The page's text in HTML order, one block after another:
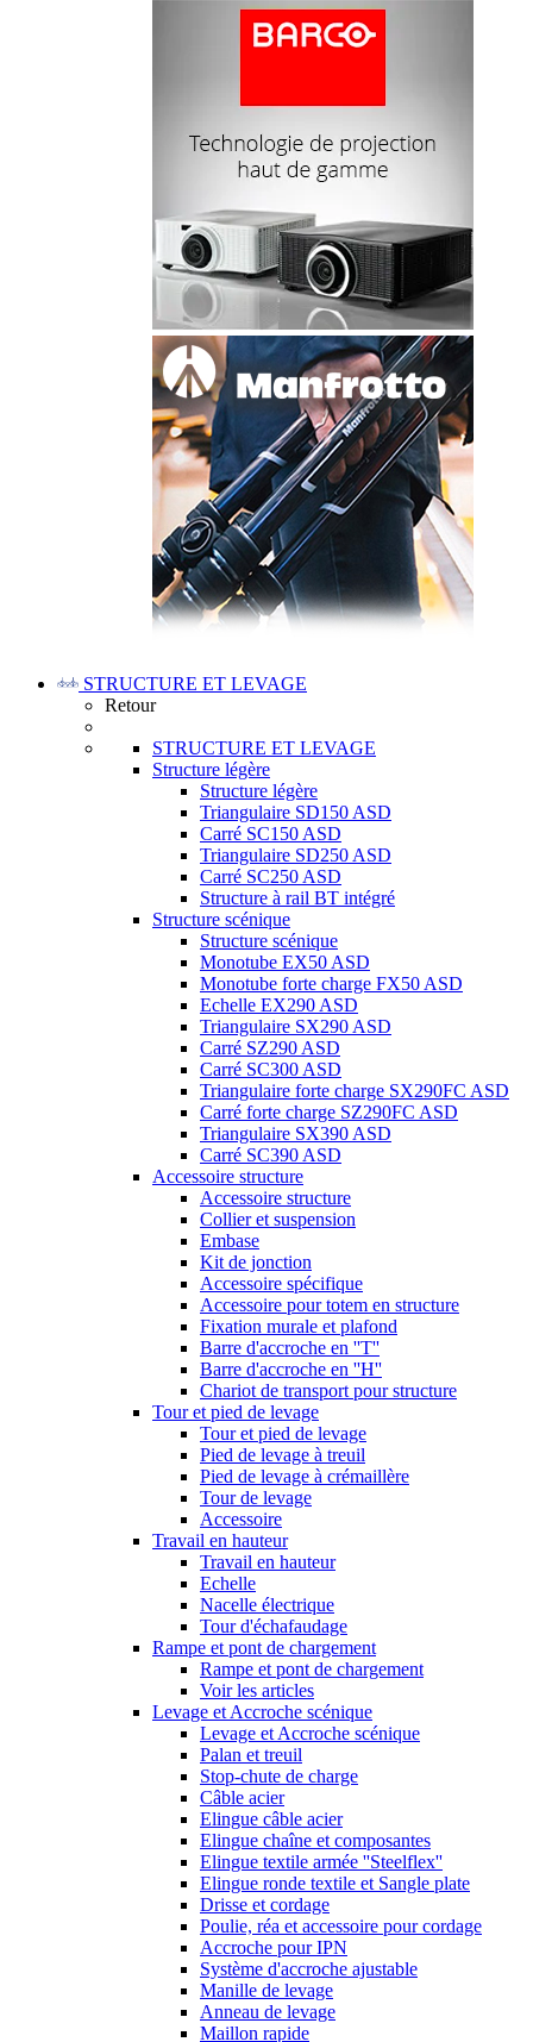
STRUCTURE ET LEVAGE
Retour
STRUCTURE ET LEVAGE
Structure légère
Structure légère
Triangulaire SD150 ASD
Carré SC150 ASD
Triangulaire SD250 ASD
Carré SC250 ASD
Structure à rail BT intégré
Structure scénique
Structure scénique
Monotube EX50 ASD
Monotube forte charge FX50 ASD
Echelle EX290 ASD
Triangulaire SX290 ASD
Carré SZ290 ASD
Carré SC300 ASD
Triangulaire forte charge SX290FC ASD
Carré forte charge SZ290FC ASD
Triangulaire SX390 ASD
Carré SC390 ASD
Accessoire structure
Accessoire structure
Collier et suspension
Embase
Kit de jonction
Accessoire spécifique
Accessoire pour totem en structure
Fixation murale et plafond
Barre d'accroche en ''T''
Barre d'accroche en ''H''
Chariot de transport pour structure
Tour et pied de levage
Tour et pied de levage
Pied de levage à treuil
Pied de levage à crémaillère
Tour de levage
Accessoire
Travail en hauteur
Travail en hauteur
Echelle
Nacelle électrique
Tour d'échafaudage
Rampe et pont de chargement
Rampe et pont de chargement
Voir les articles
Levage et Accroche scénique
Levage et Accroche scénique
Palan et treuil
Stop-chute de charge
Câble acier
Elingue câble acier
Elingue chaîne et composantes
Elingue textile armée ''Steelflex''
Elingue ronde textile et Sangle plate
Drisse et cordage
Poulie, réa et accessoire pour cordage
Accroche pour IPN
Système d'accroche ajustable
Manille de levage
Anneau de levage
Maillon rapide